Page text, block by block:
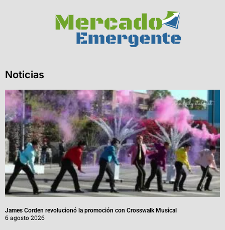
Noticias
James Corden revolucionó la promoción con Crosswalk Musical
6 agosto 2026